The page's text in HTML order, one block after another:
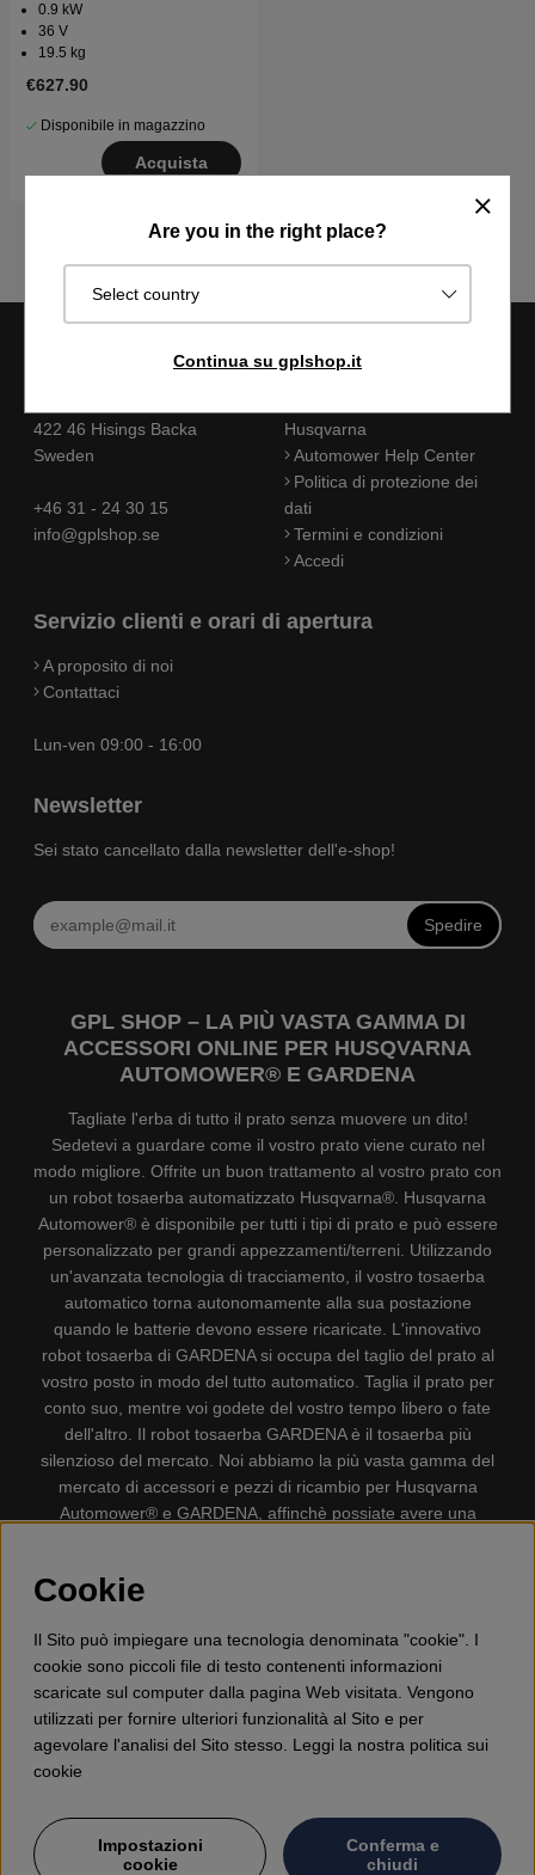
Are you in the right place?
Select country
Continua su gplshop.it
0.9 kW
36 V
19.5 kg
€627.90
Disponibile in magazzino
Acquista
422 46 Hisings Backa
Sweden
+46 31 - 24 30 15
info@gplshop.se
Informazioni
Husqvarna
Automower Help Center
Politica di protezione dei
dati
Termini e condizioni
Accedi
Servizio clienti e orari di apertura
A proposito di noi
Contattaci
Lun-ven 09:00 - 16:00
Newsletter
Sei stato cancellato dalla newsletter dell'e-shop!
Spedire
GPL SHOP – LA PIÙ VASTA GAMMA DI
ACCESSORI ONLINE PER HUSQVARNA
AUTOMOWER® E GARDENA
Tagliate l'erba di tutto il prato senza muovere un dito!
Sedetevi a guardare come il vostro prato viene curato nel
modo migliore. Offrite un buon trattamento al vostro prato con
un robot tosaerba automatizzato Husqvarna®. Husqvarna
Automower® è disponibile per tutti i tipi di prato e può essere
personalizzato per grandi appezzamenti/terreni. Utilizzando
un'avanzata tecnologia di tracciamento, il vostro tosaerba
automatico torna autonomamente alla sua postazione
quando le batterie devono essere ricaricate. L'innovativo
robot tosaerba di GARDENA si occupa del taglio del prato al
vostro posto in modo del tutto automatico. Taglia il prato per
conto suo, mentre voi godete del vostro tempo libero o fate
dell'altro. Il robot tosaerba GARDENA è il tosaerba più
silenzioso del mercato. Noi abbiamo la più vasta gamma del
mercato di accessori e pezzi di ricambio per Husqvarna
Automower® e GARDENA, affinchè possiate avere una
Accessori per la protezione personale, Decespugliatori,
Aspirapolvere, Mototroncatrici, Attrezzature Forestali,
Lubrificanti, Carburanti, Giocattolo per bambini ETC.
Cookie
Il Sito può impiegare una tecnologia denominata "cookie". I
cookie sono piccoli file di testo contenenti informazioni
scaricate sul computer dalla pagina Web visitata. Vengono
utilizzati per fornire ulteriori funzionalità al Sito e per
agevolare l'analisi del Sito stesso. Leggi la nostra politica sui
cookie
Impostazioni
cookie
Conferma e
chiudi